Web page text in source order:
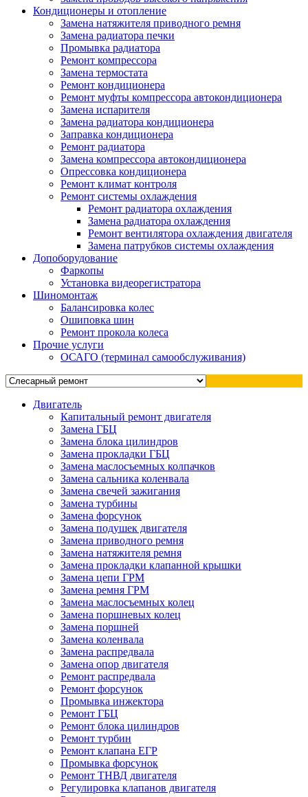
Кондиционеры и отопление
Замена натяжителя приводного ремня
Замена радиатора печки
Промывка радиатора
Ремонт компрессора
Замена термостата
Ремонт кондиционера
Ремонт муфты компрессора автокондиционера
Замена испарителя
Замена радиатора кондиционера
Заправка кондиционера
Ремонт радиатора
Замена компрессора автокондиционера
Опрессовка кондиционера
Ремонт климат контроля
Ремонт системы охлаждения
Ремонт радиатора охлаждения
Замена радиатора охлаждения
Ремонт вентилятора охлаждения двигателя
Замена патрубков системы охлаждения
Допоборудование
Фаркопы
Установка видеорегистратора
Шиномонтаж
Балансировка колес
Ошиповка шин
Ремонт прокола колеса
Прочие услуги
ОСАГО (терминал самообслуживания)
Двигатель
Капитальный ремонт двигателя
Замена ГБЦ
Замена блока цилиндров
Замена прокладки ГБЦ
Замена маслосъемных колпачков
Замена сальника коленвала
Замена свечей зажигания
Замена турбины
Замена форсунок
Замена подушек двигателя
Замена приводного ремня
Замена натяжителя ремня
Замена прокладки клапанной крышки
Замена цепи ГРМ
Замена ремня ГРМ
Замена маслосъемных колец
Замена поршневых колец
Замена поршней
Замена коленвала
Замена распредвала
Замена опор двигателя
Ремонт распредвала
Ремонт форсунок
Промывка инжектора
Ремонт ГБЦ
Ремонт блока цилиндров
Ремонт турбин
Ремонт клапана ЕГР
Промывка форсунок
Ремонт ТНВД двигателя
Регулировка клапанов двигателя